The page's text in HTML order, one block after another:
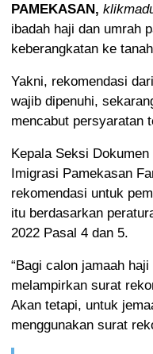
PAMEKASAN,
ibadah haji dan umrah
keberangkatan ke
Yakni, rekomendasi
wajib dipenuhi,
mencabut persyaratan
Kepala Seksi
Imigrasi Pamekasan
rekomendasi untuk
itu berdasarkan
2022 Pasal 4 dan 5.
“Bagi calon jamaah
melampirkan surat
Akan tetapi, untuk
menggunakan surat